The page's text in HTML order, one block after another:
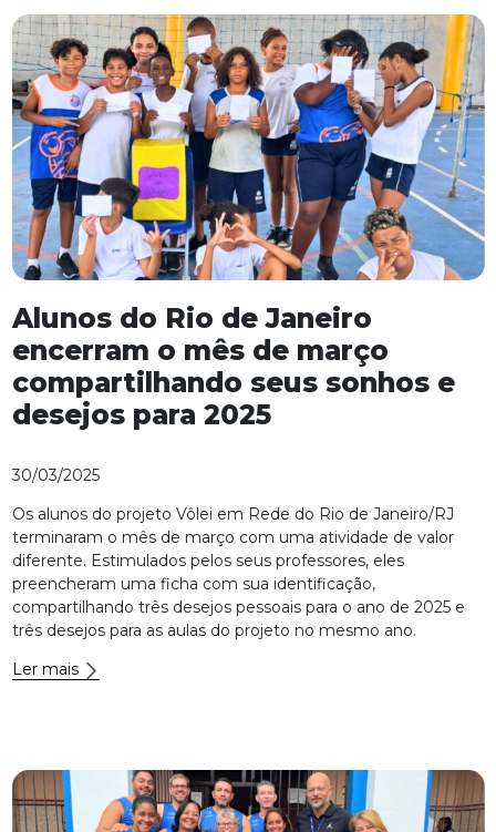
Alunos do Rio de Janeiro
encerram o mês de março
compartilhando seus sonhos e
desejos para 2025
30/03/2025
Os alunos do projeto Vôlei em Rede do Rio de Janeiro/RJ
terminaram o mês de março com uma atividade de valor
diferente. Estimulados pelos seus professores, eles
preencheram uma ficha com sua identificação,
compartilhando três desejos pessoais para o ano de 2025 e
três desejos para as aulas do projeto no mesmo ano.
Ler mais